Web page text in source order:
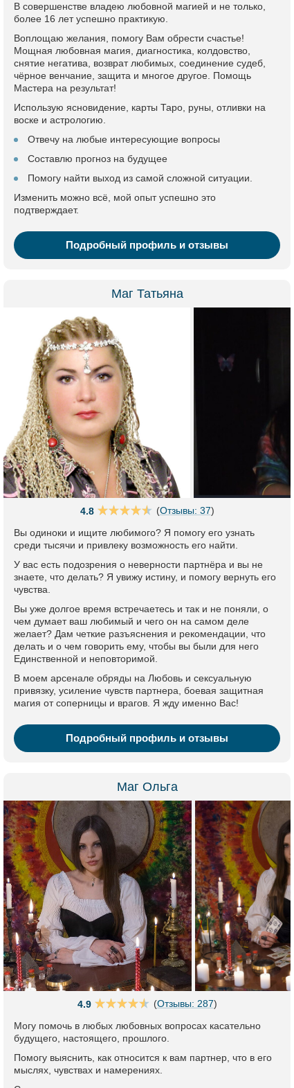
В совершенстве владею любовной магией и не только,
более 16 лет успешно практикую.
Воплощаю желания, помогу Вам обрести счастье!
Мощная любовная магия, диагностика, колдовство,
снятие негатива, возврат любимых, соединение судеб,
чёрное венчание, защита и многое другое. Помощь
Мастера на результат!
Использую ясновидение, карты Таро, руны, отливки на
воске и астрологию.
Отвечу на любые интересующие вопросы
Составлю прогноз на будущее
Помогу найти выход из самой сложной ситуации.
Изменить можно всё, мой опыт успешно это
подтверждает.
Подробный профиль и отзывы
Маг Татьяна
4.8 (Отзывы: 37)
Вы одиноки и ищите любимого? Я помогу его узнать
среди тысячи и привлеку возможность его найти.
У вас есть подозрения о неверности партнёра и вы не
знаете, что делать? Я увижу истину, и помогу вернуть его
чувства.
Вы уже долгое время встречаетесь и так и не поняли, о
чем думает ваш любимый и чего он на самом деле
желает? Дам четкие разъяснения и рекомендации, что
делать и о чем говорить ему, чтобы вы были для него
Единственной и неповторимой.
В моем арсенале обряды на Любовь и сексуальную
привязку, усиление чувств партнера, боевая защитная
магия от соперницы и врагов. Я жду именно Вас!
Подробный профиль и отзывы
Маг Ольга
4.9 (Отзывы: 287)
Могу помочь в любых любовных вопросах касательно
будущего, настоящего, прошлого.
Помогу выяснить, как относится к вам партнер, что в его
мыслях, чувствах и намерениях.